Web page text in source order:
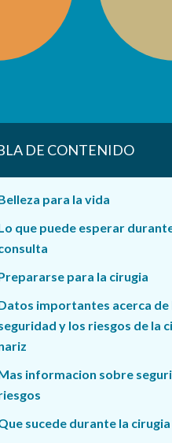
DE CONTENIDO
para la vida
que puede esperar
para la cirugia
importantes acerca de
y los riesgos de la
informacion sobre
sucede durante la